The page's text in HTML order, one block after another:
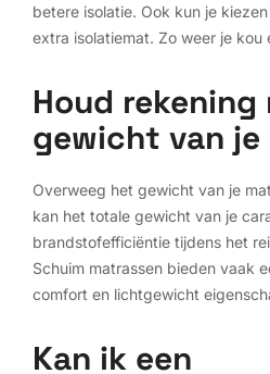
betere isolatie. Ook kun je
extra isolatiemat. Zo weer je kou
Houd
gewicht van je
Overweeg het gewicht van je
kan het totale gewicht van je
brandstofefficiëntie tijdens het
Schuim matrassen bieden vaak
comfort en lichtgewicht
Kan ik een